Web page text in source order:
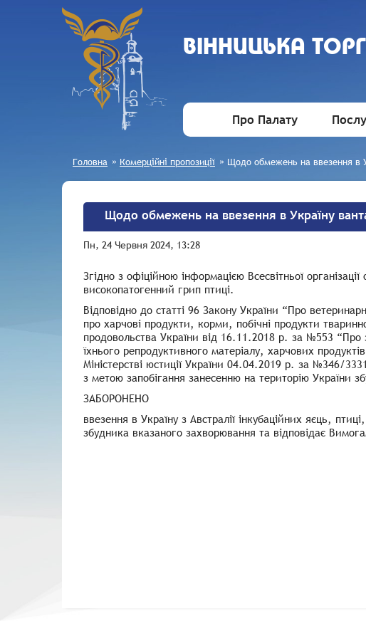
ВIННИЦЬКА
Про Палату
Головна » Комерційні пропозиції » Щодо обмежень на ввезення в
Щодо обмежень на ввезення в Україну
Пн, 24 Червня 2024, 13:28
Згідно з офіційною інформацією Всесвітньої
високопатогенний грип птиці.
Відповідно до статті 96 Закону України “Про
про харчові продукти, корми, побічні продукти
продовольства України від 16.11.2018 р. за №553
їхнього репродуктивного матеріалу, харчових
Міністерстві юстиції України 04.04.2019 р. за №346/
з метою запобігання занесенню на територію України
ЗАБОРОНЕНО
ввезення в Україну з Австралії інкубаційних яєць,
збудника вказаного захворювання та відповідає